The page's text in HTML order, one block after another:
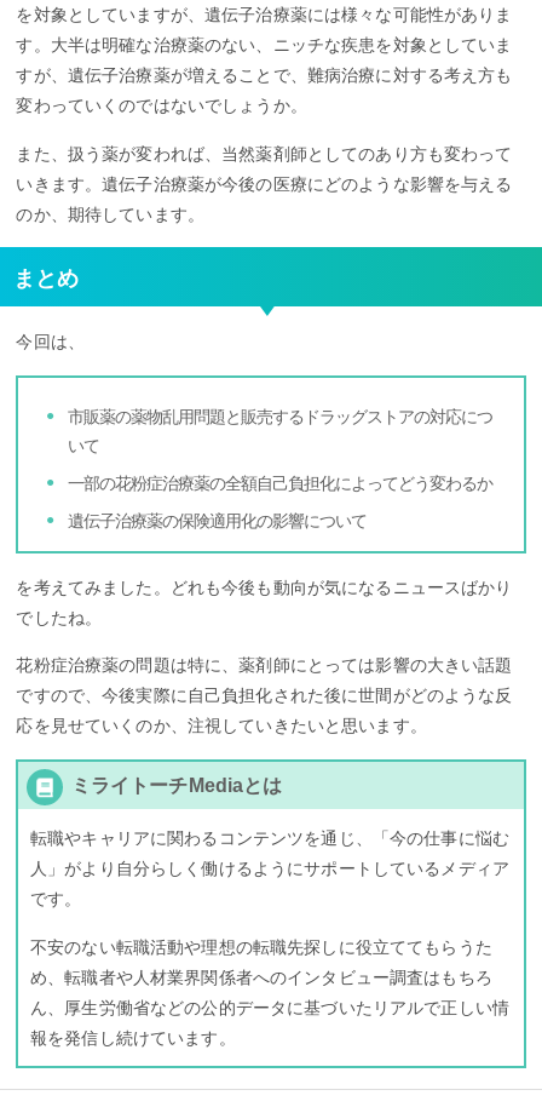
を対象としていますが、遺伝子治療薬には様々な可能性がありま
す。大半は明確な治療薬のない、ニッチな疾患を対象としていま
すが、遺伝子治療薬が増えることで、難病治療に対する考え方も
変わっていくのではないでしょうか。
また、扱う薬が変われば、当然薬剤師としてのあり方も変わって
いきます。遺伝子治療薬が今後の医療にどのような影響を与える
のか、期待しています。
まとめ
今回は、
市販薬の薬物乱用問題と販売するドラッグストアの対応につ
いて
一部の花粉症治療薬の全額自己負担化によってどう変わるか
遺伝子治療薬の保険適用化の影響について
を考えてみました。どれも今後も動向が気になるニュースばかり
でしたね。
花粉症治療薬の問題は特に、薬剤師にとっては影響の大きい話題
ですので、今後実際に自己負担化された後に世間がどのような反
応を見せていくのか、注視していきたいと思います。
ミライトーチMediaとは
転職やキャリアに関わるコンテンツを通じ、「今の仕事に悩む
人」がより自分らしく働けるようにサポートしているメディア
です。
不安のない転職活動や理想の転職先探しに役立ててもらうた
め、転職者や人材業界関係者へのインタビュー調査はもちろ
ん、厚生労働省などの公的データに基づいたリアルで正しい情
報を発信し続けています。